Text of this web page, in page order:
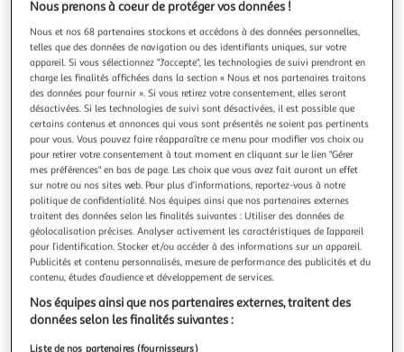
précédentesuivante
4 (1)
LG
Ecran PC 24U631A-B 24'' UHD IPS
La durée de garantie est de 2 ans. Ecran Taille 24 (60 cm)
Design écran plat Résolution 2560 x 1440 pixels Le saviez
vous ? Les pixels conditionnent la qualité d'image. Plus il y
a de pixels, plus l'image est riche en détails et réalisme
Définition QHD : Propose un excellent équ
En savoir +
Vendu par Multishop
Livraison dès 6/7 jours
4,99€
Plus d'options
Vendu parMultishop 160,91€
Nous prenons à coeur de protéger vos données !
Nous et nos 68 partenaires stockons et accédons à des données personnelles,
telles que des données de navigation ou des identifiants uniques, sur votre
appareil. Si vous sélectionnez "J'accepte", les technologies de suivi prendront en
charge les finalités affichées dans la section « Nous et nos partenaires traitons
des données pour fournir ». Si vous retirez votre consentement, elles seront
désactivées. Si les technologies de suivi sont désactivées, il est possible que
certains contenus et annonces qui vous sont présentés ne soient pas pertinents
pour vous. Vous pouvez faire réapparaître ce menu pour modifier vos choix ou
pour retirer votre consentement à tout moment en cliquant sur le lien "Gérer
mes préférences" en bas de page. Les choix que vous avez fait auront un effet
sur notre ou nos sites web. Pour plus d’informations, reportez-vous à notre
politique de confidentialité. Nos équipes ainsi que nos partenaires externes
traitent des données selon les finalités suivantes : Utiliser des données de
géolocalisation précises. Analyser activement les caractéristiques de l’appareil
pour l’identification. Stocker et/ou accéder à des informations sur un appareil.
Publicités et contenu personnalisés, mesure de performance des publicités et du
contenu, études d’audience et développement de services.
Nos équipes ainsi que nos partenaires externes, traitent des
données selon les finalités suivantes :
Liste de nos partenaires (fournisseurs)